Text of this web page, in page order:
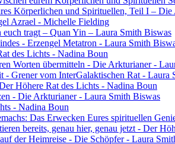
Körperlichen und Spirituellen, Teil I –
Azrael - Michelle Fielding
tragt – Quan Yin – Laura Smith Biswas
- Erzengel Metatron - Laura Smith
des Lichts - Nadina Boun
Worten übermitteln - Die Arkturianer -
- Grener vom InterGalaktischen Rat - Laura
Höhere Rat des Lichts - Nadina Boun
- Die Arkturianer - Laura Smith Biswas
- Nadina Boun
Das Erwecken Eures spirituellen
bereits, genau hier, genau jetzt - Der
der Heimreise - Die Schöpfer - Laura